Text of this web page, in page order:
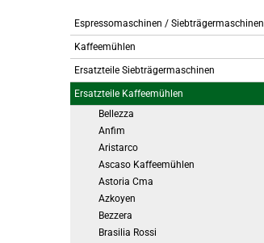
Espressomaschinen / Siebträgermaschinen
Kaffeemühlen
Ersatzteile Siebträgermaschinen
Ersatzteile Kaffeemühlen
Bellezza
Anfim
Aristarco
Ascaso Kaffeemühlen
Astoria Cma
Azkoyen
Bezzera
Brasilia Rossi